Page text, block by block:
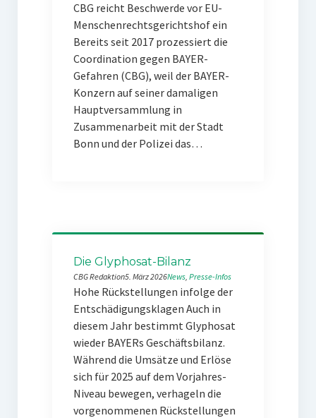
CBG reicht Beschwerde vor EU-
Menschenrechtsgerichtshof ein
Bereits seit 2017 prozessiert die
Coordination gegen BAYER-
Gefahren (CBG), weil der BAYER-
Konzern auf seiner damaligen
Hauptversammlung in
Zusammenarbeit mit der Stadt
Bonn und der Polizei das…
Die Glyphosat-Bilanz
CBG Redaktion5. März 2026News, Presse-Infos
Hohe Rückstellungen infolge der
Entschädigungsklagen Auch in
diesem Jahr bestimmt Glyphosat
wieder BAYERs Geschäftsbilanz.
Während die Umsätze und Erlöse
sich für 2025 auf dem Vorjahres-
Niveau bewegen, verhageln die
vorgenommenen Rückstellungen